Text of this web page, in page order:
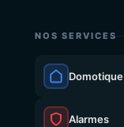
NOS SERVICES
Domotique
Alarmes